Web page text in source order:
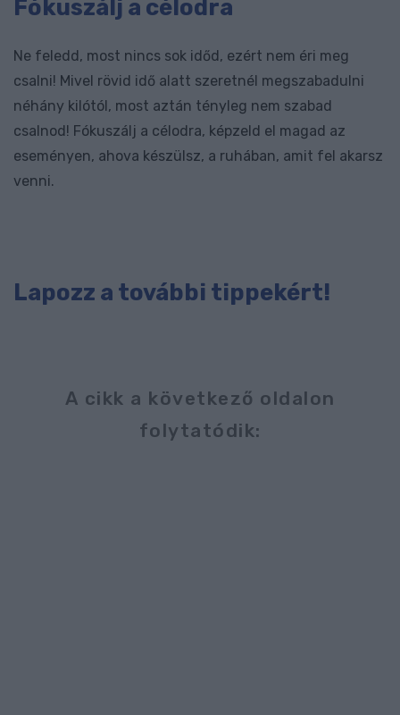
Fókuszálj a célodra
Ne feledd, most nincs sok időd, ezért nem éri meg
csalni! Mivel rövid idő alatt szeretnél megszabadulni
néhány kilótól, most aztán tényleg nem szabad
csalnod! Fókuszálj a célodra, képzeld el magad az
eseményen, ahova készülsz, a ruhában, amit fel akarsz
venni.
Lapozz a további tippekért!
A cikk a következő oldalon
folytatódik: